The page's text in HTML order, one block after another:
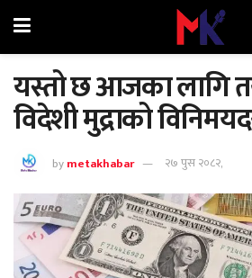
यस्तो छ आजका लागि
विदेशी मुद्राको
bymetakhabar २७ पुस २०८२,